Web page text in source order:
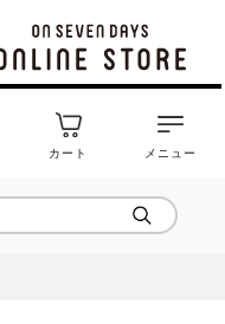
カート メニュー